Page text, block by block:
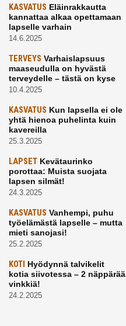
KASVATUS Eläinrakkautta
kannattaa alkaa opettamaan
lapselle varhain
14.6.2025
TERVEYS Varhaislapsuus
maaseudulla on hyvästä
terveydelle – tästä on kyse
10.4.2025
KASVATUS Kun lapsella ei ole
yhtä hienoa puhelinta kuin
kavereilla
25.3.2025
LAPSET Kevätaurinko
porottaa: Muista suojata
lapsen silmät!
24.3.2025
KASVATUS Vanhempi, puhu
työelämästä lapselle – mutta
mieti sanojasi!
25.2.2025
KOTI Hyödynnä talvikelit
kotia siivotessa – 2 näppärää
vinkkiä!
24.2.2025